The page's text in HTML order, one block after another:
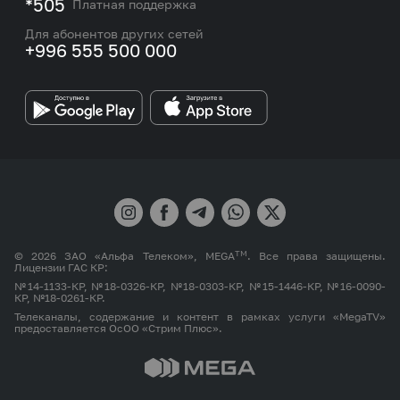
Контакты сотрудников отдела по работе с
корпоративными и VIP клиентами
Работа в MEGA
Бренд MEGA
*505 Платная поддержка
Для абонентов других сетей
+996 555 500 000
© 2026 ЗАО «Альфа Телеком», MEGATM. Все права защищены.
Лицензии ГАС КР:
№14-1133-КР, №18-0326-КР, №18-0303-КР, №15-1446-КР, №16-0090-
КР, №18-0261-КР.
Телеканалы, содержание и контент в рамках услуги «MegaTV»
предоставляется ОсОО «Стрим Плюс».